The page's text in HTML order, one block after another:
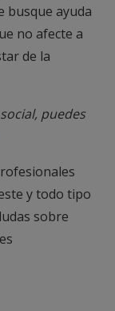
busque ayuda
no afecte a
de la
puedes
y todo tipo
sobre